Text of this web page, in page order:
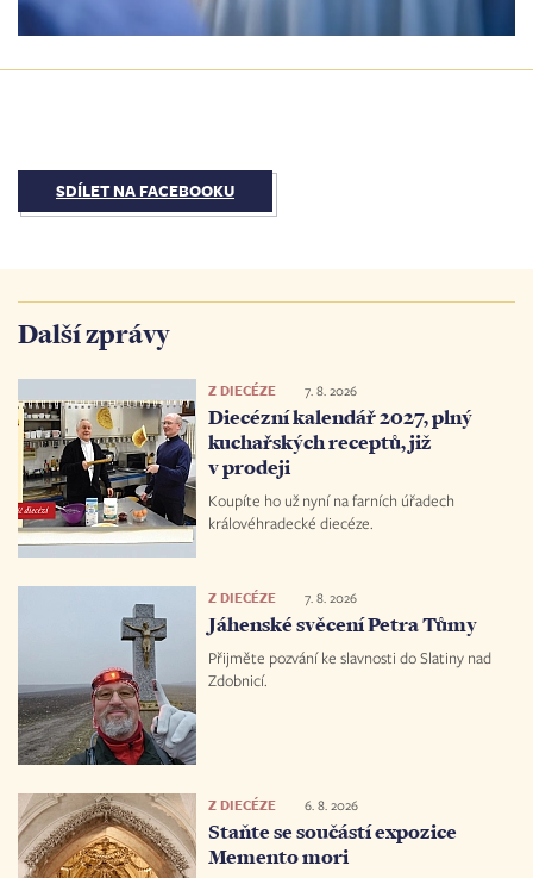
SDÍLET NA FACEBOOKU
Další zprávy
Z DIECÉZE 7. 8. 2026
Diecézní kalendář 2027, plný
kuchařských receptů, již
v prodeji
Koupíte ho už nyní na farních úřadech
královéhradecké diecéze.
Z DIECÉZE 7. 8. 2026
Jáhenské svěcení Petra Tůmy
Přijměte pozvání ke slavnosti do Slatiny nad
Zdobnicí.
Z DIECÉZE 6. 8. 2026
Staňte se součástí expozice
Memento mori